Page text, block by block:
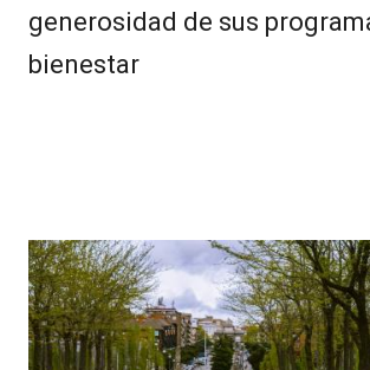
generosidad de sus
bienestar